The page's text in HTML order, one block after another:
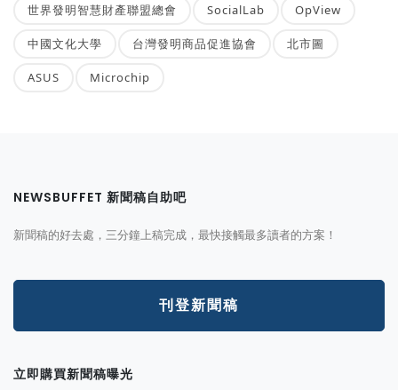
世界發明智慧財產聯盟總會 SocialLab OpView
中國文化大學 台灣發明商品促進協會 北市圖
ASUS Microchip
NEWSBUFFET 新聞稿自助吧
新聞稿的好去處，三分鐘上稿完成，最快接觸最多讀者的方案！
刊登新聞稿
立即購買新聞稿曝光